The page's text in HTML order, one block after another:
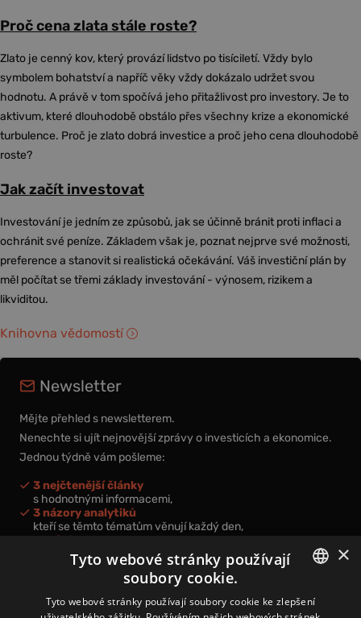
Proč cena zlata stále roste?
Zlato je cenný kov, který provází lidstvo po tisíciletí. Vždy bylo
symbolem bohatství a napříč věky vždy dokázalo udržet svou
hodnotu. A právě v tom spočívá jeho přitažlivost pro investory. Je to
aktivum, které dlouhodobě obstálo přes všechny krize a ekonomické
turbulence. Proč je zlato dobrá investice a proč jeho cena dlouhodobě
roste?
Jak začít investovat
Investování je jedním ze způsobů, jak se účinně bránit proti inflaci a
ochránit své peníze. Základem však je, poznat nejprve své možnosti,
preference a stanovit si realistická očekávání. Váš investiční plán by
měl počítat se třemi základy investování - výnosem, rizikem a
likviditou.
Knihovna vědomostí
Newsletter
Mějte přehled s newsletterem.
Nenechte si ujít nejnovější zprávy o investicích a ekonomice.
Jednou týdně vám pošleme:
3 nejčtenější články
s hodnotnými informacemi,
3 názory analytiků
kteří se těmto tématům věnují každý den,
nová videa a podcasty
k prohloubení vašich znalostí.
CZECH
×
Tyto webové stránky používají
soubory cookie.
Tyto webové stránky používají soubory cookie ke zlepšení